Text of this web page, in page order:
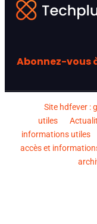
Abonnez-vous
Site hdfever :
utiles
informations utiles
accès et